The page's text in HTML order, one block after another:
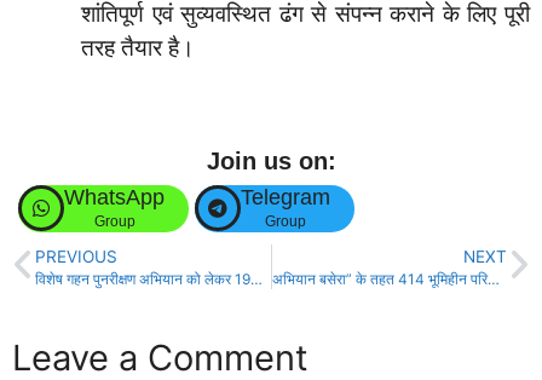
शांतिपूर्ण एवं सुव्यवस्थित ढंग से संपन्न कराने के लिए पूरी
तरह तैयार है।
Join us on:
WhatsApp
Group
Telegram
Group
PREVIOUS
विशेष गहन पुनरीक्षण अभियान को लेकर 197-जगदीशपुर विधानसभा क्षेत्र में आयोजित बैठक।
NEXT
अभियान बसेरा” के तहत 414 भूमिहीन परिवारों को मिला अपना घर बसाने का अधिकार।
Leave a Comment